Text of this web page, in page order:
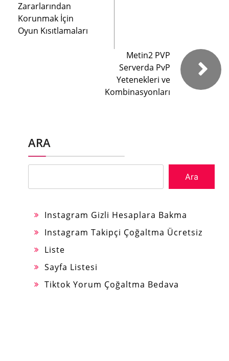
Zararlarından
Korunmak İçin
Oyun Kısıtlamaları
Metin2 PVP
Serverda PvP
Yetenekleri ve
Kombinasyonları
ARA
Ara
Instagram Gizli Hesaplara Bakma
Instagram Takipçi Çoğaltma Ücretsiz
Liste
Sayfa Listesi
Tiktok Yorum Çoğaltma Bedava